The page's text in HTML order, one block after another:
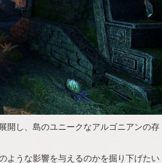
開し、島のユニークなアルゴニアンの存
ような影響を与えるのかを掘り下げたい